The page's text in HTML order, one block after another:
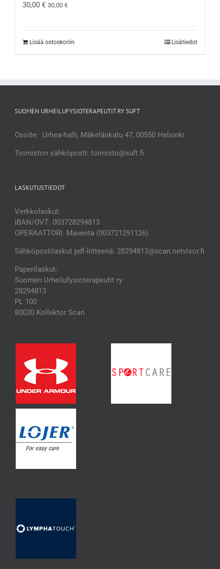
30,00 € 30,00 €
Lisää ostoskoriin Lisätiedot
SUOMEN URHEILUFYSIOTERAPEUTIT RY SUFT
Osoite: Urhea-halli, Mäkelänkatu 47, 00550 Helsinki
Toimiston sähköposti: toimisto@suft.fi
LASKUTUSTIEDOT
Verkkolaskut:
IBAN/OVT: 003728294813
OPERAATTORI: Maventa (003721291126)
Sähköpostilaskut pdf-liitteenä: 28294813@scan.netvisor.fi
Paperilaskut:
Suomen Urheilufysioterapeutit ry
28294813
PL 100
80020 Kollektor Scan